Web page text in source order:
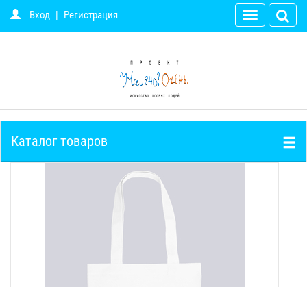
Вход | Регистрация
Toggle
navigation
Каталог товаров